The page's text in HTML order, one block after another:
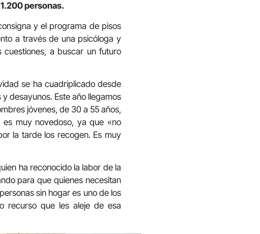
personas.
y el programa de pisos
a través de una psicóloga y
a buscar un futuro
se ha cuadriplicado desde
desayunos. Este año llegamos
jóvenes, de 30 a 55 años,
muy novedoso, ya que «no
la tarde los recogen. Es muy
ha reconocido la labor de la
para que quienes necesitan
sin hogar es uno de los
recurso que les aleje de esa